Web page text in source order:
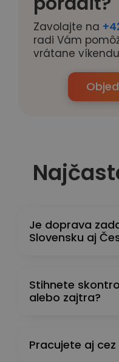
Zavolajte na
radi Vám
vrátane
Je doprava
Slovensku aj
Stihnete
alebo zajtra?
Pracujete aj